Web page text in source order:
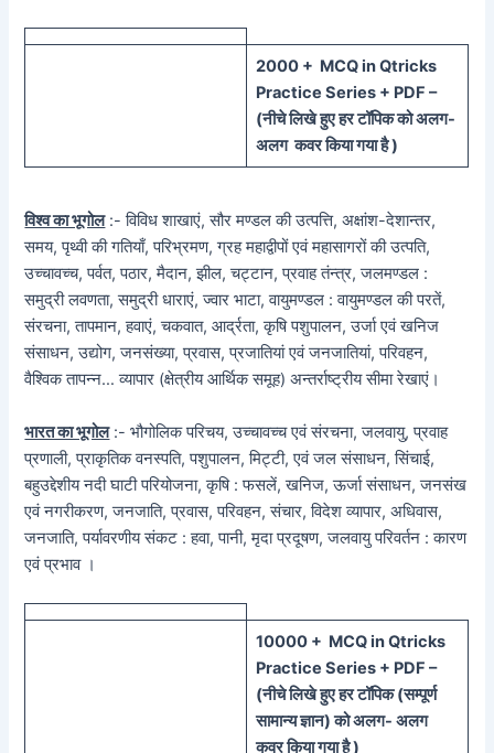
2000 + MCQ in Qtricks
Practice Series + PDF –
(नीचेलिखे हुएहर टॉपिक कोअलग-
अलग कवर किया गया है )
विश्व का भूगोल:- विविध शाखाएं, सौर मण्डल की उत्पत्ति, अक्षांश-देशान्तर,
समय, पृथ्वी की गतियाँ, परिभ्रमण, ग्रह महाद्वीपों एवं महासागरों की उत्पति,
उच्चावच्च, पर्वत, पठार, मैदान, झील, चट्टान, प्रवाह तंन्त्र, जलमण्डल :
समुद्री लवणता, समुद्री धाराएं, ज्वार भाटा, वायुमण्डल : वायुमण्डल की परतें,
संरचना, तापमान, हवाएं, चकवात, आर्द्रता, कृषि पशुपालन, उर्जा एवं खनिज
संसाधन, उद्योग, जनसंख्या, प्रवास, प्रजातियां एवं जनजातियां, परिवहन,
वैश्विक तापन्न… व्यापार (क्षेत्रीय आर्थिक समूह) अन्तर्राष्ट्रीय सीमा रेखाएं।
भारत का भूगोल:- भौगोलिक परिचय, उच्चावच्च एवं संरचना, जलवायु, प्रवाह
प्रणाली, प्राकृतिक वनस्पति, पशुपालन, मिट्टी, एवं जल संसाधन, सिंचाई,
बहुउद्देशीय नदी घाटी परियोजना, कृषि : फसलें, खनिज, ऊर्जा संसाधन, जनसंख
एवं नगरीकरण, जनजाति, प्रवास, परिवहन, संचार, विदेश व्यापार, अधिवास,
जनजाति, पर्यावरणीय संकट : हवा, पानी, मृदा प्रदूषण, जलवायु परिवर्तन : कारण
एवं प्रभाव ।
10000 + MCQ in Qtricks
Practice Series + PDF –
(नीचेलिखे हुएहर टॉपिक(सम्पूर्ण
सामान्य ज्ञान) कोअलग- अलग
कवर किया गया है )